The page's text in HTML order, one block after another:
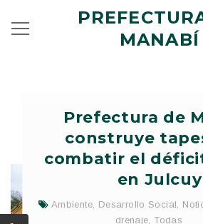
MANABÍ
Prefectura de
construye
combatir el
en Julcuy
Ambiente, Desarrollo Social,
drenaje, Todas